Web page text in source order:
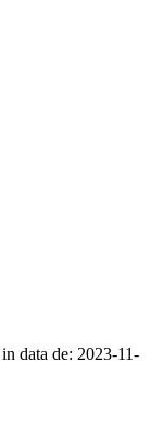
data de: 2023-11-